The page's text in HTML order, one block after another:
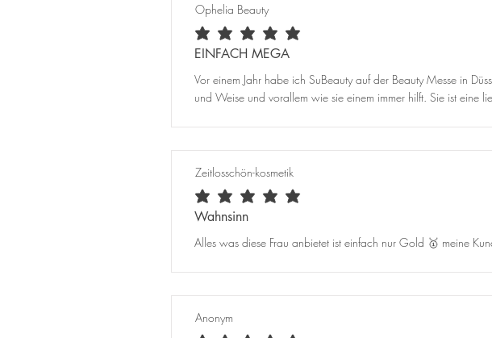
Ophelia Beauty
durchschnittliches Rating ist 5 von 5
EINFACH MEGA
Vor einem Jahr habe ich SuBeauty auf der Beauty Messe in
und Weise und vorallem wie sie einem immer hilft. Sie ist eine
Zeitlosschön-kosmetik
durchschnittliches Rating ist 5 von 5
Wahnsinn
Alles was diese Frau anbietet ist einfach nur Gold 🥇 meine
Anonym